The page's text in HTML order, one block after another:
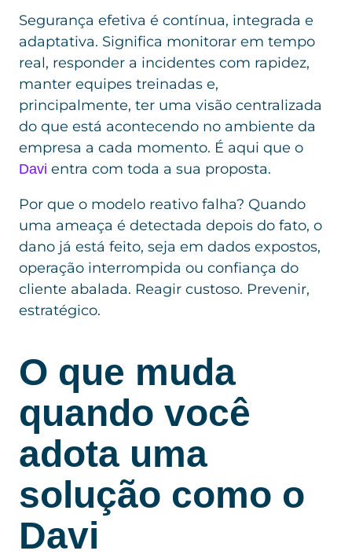
Segurança efetiva é contínua, integrada e
adaptativa. Significa monitorar em tempo
real, responder a incidentes com rapidez,
manter equipes treinadas e,
principalmente, ter uma visão centralizada
do que está acontecendo no ambiente da
empresa a cada momento. É aqui que o
Davi entra com toda a sua proposta.
Por que o modelo reativo falha? Quando
uma ameaça é detectada depois do fato, o
dano já está feito, seja em dados expostos,
operação interrompida ou confiança do
cliente abalada. Reagir custoso. Prevenir,
estratégico.
O que muda
quando você
adota uma
solução como o
Davi